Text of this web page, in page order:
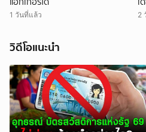
1 วันที่แล้ว 2
วิดีโอแนะนำ